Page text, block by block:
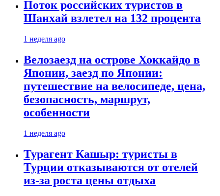
Поток российских туристов в
Шанхай взлетел на 132 процента
1 неделя ago
Велозаезд на острове Хоккайдо в
Японии, заезд по Японии:
путешествие на велосипеде, цена,
безопасность, маршрут,
особенности
1 неделя ago
Турагент Кашыр: туристы в
Турции отказываются от отелей
из-за роста цены отдыха